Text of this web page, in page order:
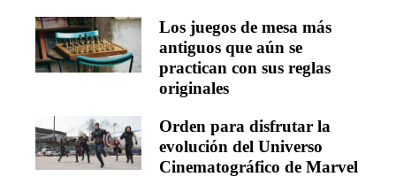
Los juegos de mesa más
antiguos que aún se
practican con sus reglas
originales
Orden para disfrutar la
evolución del Universo
Cinematográfico de Marvel